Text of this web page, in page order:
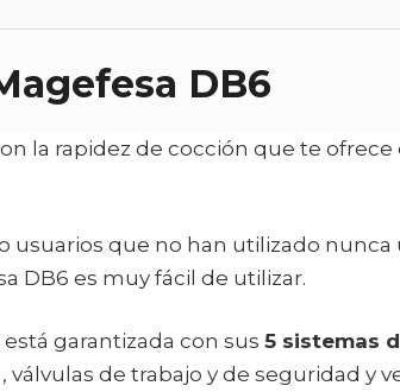
DB6
la rapidez de cocción que te ofrece
usuarios que no han utilizado nunca
DB6 es muy fácil de utilizar.
está garantizada con sus 5 sistemas
de trabajo y de seguridad y